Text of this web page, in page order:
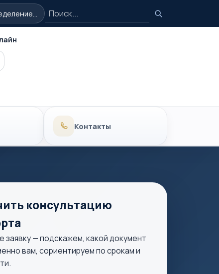
Поиск
Поиск
Контакты
консультацию
заявку — подскажем, какой документ
вам, сориентируем по срокам и